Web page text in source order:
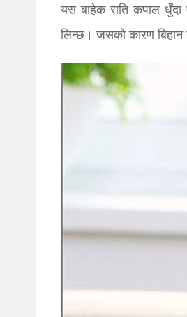
यस बाहेक राति कपाल
लिन्छ। जसको कारण